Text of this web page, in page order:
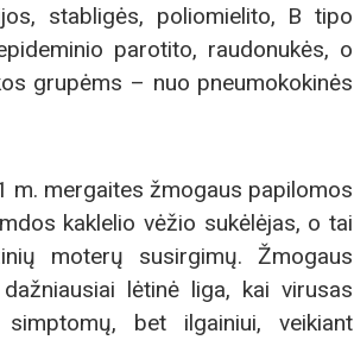
stabligės, poliomielito, B tipo
parotito, raudonukės, o
grupėms – nuo pneumokokinės
m. mergaites žmogaus papilomos
kaklelio vėžio sukėlėjas, o tai
moterų susirgimų. Žmogaus
lėtinė liga, kai virusas
bet ilgainiui, veikiant